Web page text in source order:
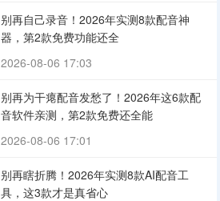
别再自己录音！2026年实测8款配音神
器，第2款免费功能还全
2026-08-06 17:03
别再为干瘪配音发愁了！2026年这6款配
音软件亲测，第2款免费还全能
2026-08-06 17:01
别再瞎折腾！2026年实测8款AI配音工
具，这3款才是真省心